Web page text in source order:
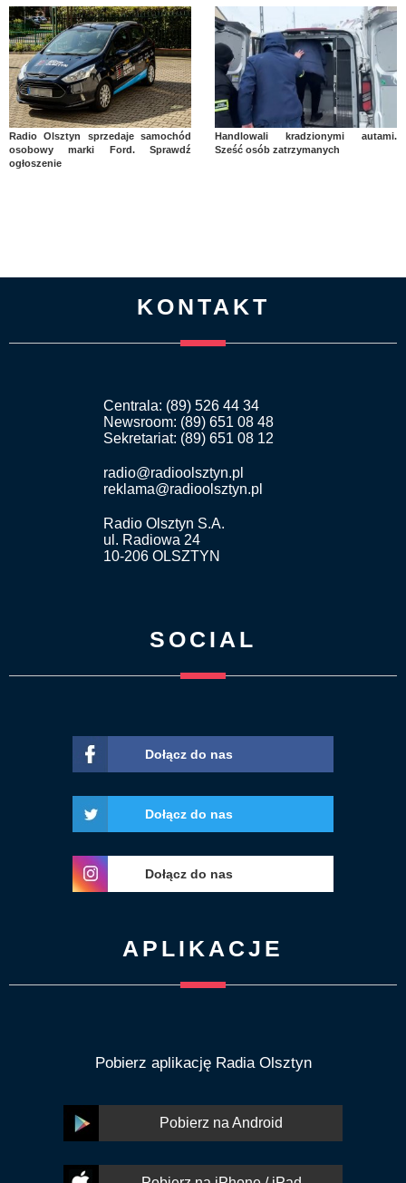
Radio Olsztyn sprzedaje samochód
osobowy marki Ford. Sprawdź
ogłoszenie
Handlowali kradzionymi autami.
Sześć osób zatrzymanych
KONTAKT
Centrala: (89) 526 44 34
Newsroom: (89) 651 08 48
Sekretariat: (89) 651 08 12
radio@radioolsztyn.pl
reklama@radioolsztyn.pl
Radio Olsztyn S.A.
ul. Radiowa 24
10-206 OLSZTYN
SOCIAL
Dołącz do nas
Dołącz do nas
Dołącz do nas
APLIKACJE
Pobierz aplikację Radia Olsztyn
Pobierz na Android